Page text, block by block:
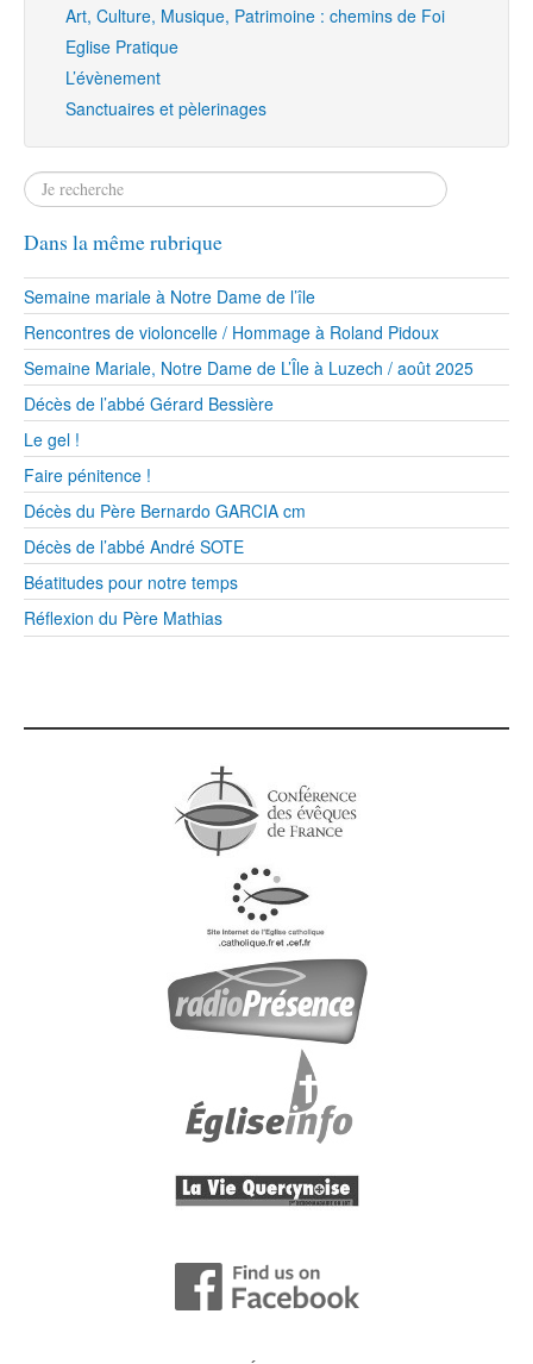
Art, Culture, Musique, Patrimoine : chemins de Foi
Eglise Pratique
L’évènement
Sanctuaires et pèlerinages
Dans la même rubrique
Semaine mariale à Notre Dame de l’île
Rencontres de violoncelle / Hommage à Roland Pidoux
Semaine Mariale, Notre Dame de L’Île à Luzech / août 2025
Décès de l’abbé Gérard Bessière
Le gel !
Faire pénitence !
Décès du Père Bernardo GARCIA cm
Décès de l’abbé André SOTE
Béatitudes pour notre temps
Réflexion du Père Mathias